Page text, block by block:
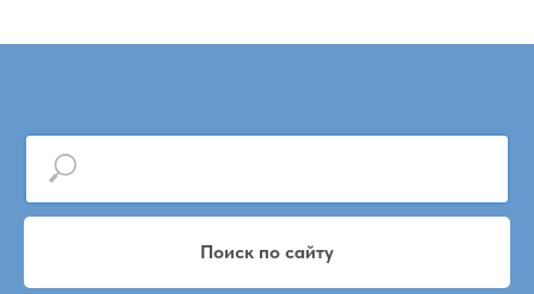
Поиск по сайту